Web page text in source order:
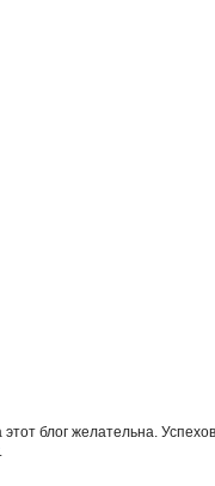
блог желательна.